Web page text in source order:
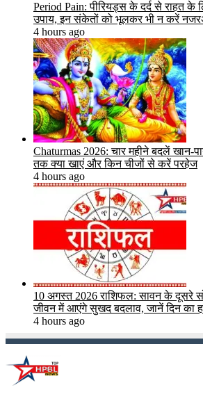
Period Pain: पीरियड्स के दर्द से राहत के
उपाय, इन संकेतों को भूलकर भी न करें
4 hours ago
Chaturmas 2026: चार महीने बदलें खान-
तक क्या खाएं और किन चीजों से करें परहेज
4 hours ago
10 अगस्त 2026 राशिफल: सावन के दूसरे
जीवन में आएंगे सुखद बदलाव, जानें दिन का
4 hours ago